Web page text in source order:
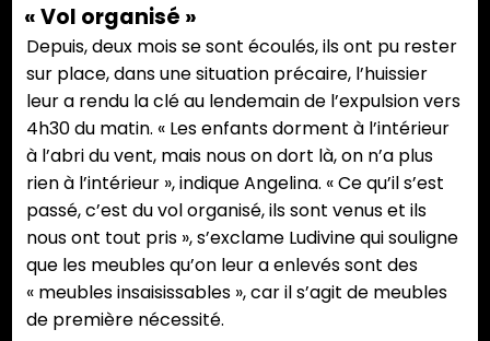
« Vol organisé »
Depuis, deux mois se sont écoulés, ils ont pu rester
sur place, dans une situation précaire, l’huissier
leur a rendu la clé au lendemain de l’expulsion vers
4h30 du matin. « Les enfants dorment à l’intérieur
à l’abri du vent, mais nous on dort là, on n’a plus
rien à l’intérieur », indique Angelina. « Ce qu’il s’est
passé, c’est du vol organisé, ils sont venus et ils
nous ont tout pris », s’exclame Ludivine qui souligne
que les meubles qu’on leur a enlevés sont des
« meubles insaisissables », car il s’agit de meubles
de première nécessité.